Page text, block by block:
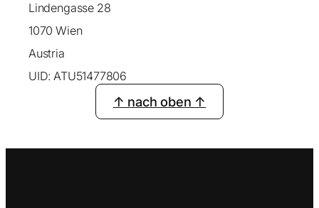
Lindengasse 28
1070 Wien
Austria
UID: ATU51477806
↑ nach oben ↑